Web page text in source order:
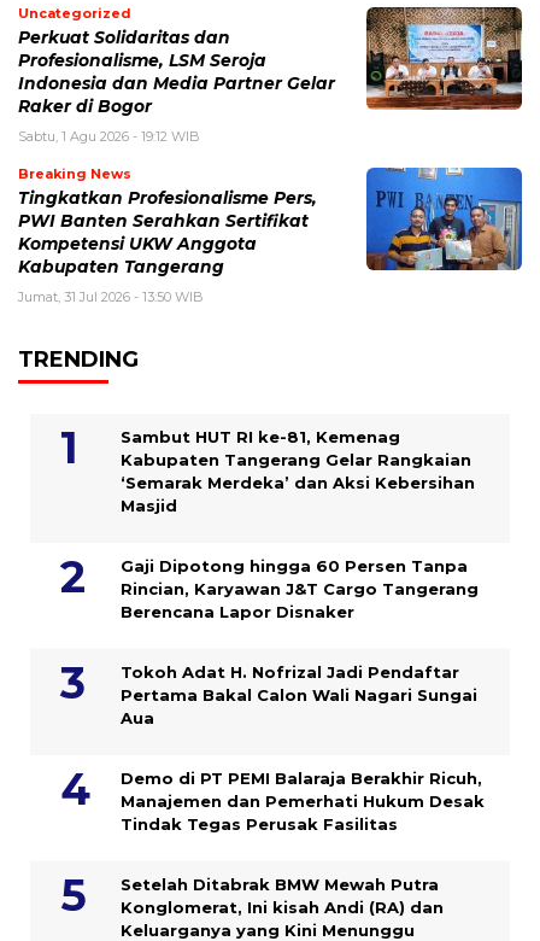
Uncategorized
Perkuat Solidaritas dan
Profesionalisme, LSM Seroja
Indonesia dan Media Partner Gelar
Raker di Bogor
Sabtu, 1 Agu 2026 - 19:12 WIB
Breaking News
Tingkatkan Profesionalisme Pers,
PWI Banten Serahkan Sertifikat
Kompetensi UKW Anggota
Kabupaten Tangerang
Jumat, 31 Jul 2026 - 13:50 WIB
TRENDING
Sambut HUT RI ke-81, Kemenag
Kabupaten Tangerang Gelar Rangkaian
‘Semarak Merdeka’ dan Aksi Kebersihan
Masjid
Gaji Dipotong hingga 60 Persen Tanpa
Rincian, Karyawan J&T Cargo Tangerang
Berencana Lapor Disnaker
Tokoh Adat H. Nofrizal Jadi Pendaftar
Pertama Bakal Calon Wali Nagari Sungai
Aua
Demo di PT PEMI Balaraja Berakhir Ricuh,
Manajemen dan Pemerhati Hukum Desak
Tindak Tegas Perusak Fasilitas
Setelah Ditabrak BMW Mewah Putra
Konglomerat, Ini kisah Andi (RA) dan
Keluarganya yang Kini Menunggu